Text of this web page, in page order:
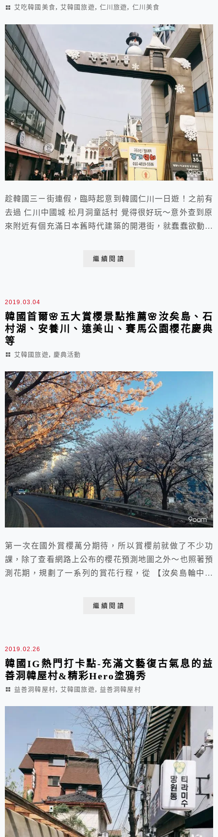
艾吃韓國美食,艾韓國旅遊, 仁川旅遊, 仁川美食
趁韓國三ㄧ街連假，臨時起意到韓國仁川一日遊！之前有
去過 仁川中國城 松月洞童話村 覺得很好玩～意外查到原
來附近有個充滿日本舊時代建築的開港街，就蠢蠢欲動，
繼續閱讀
2019.03.04
韓國首爾🌸五大賞櫻景點推薦🌸汝矣島、石
村湖、安養川、遠美山、賽馬公園櫻花慶典
等
艾韓國旅遊, 慶典活動
第一次在國外賞櫻萬分期待，所以賞櫻前就做了不少功
課，除了查看網路上公布的櫻花預測地圖之外～也照著預
測花期，規劃了一系列的賞花行程，從 【汝矣島輪中路
繼續閱讀
2019.02.26
韓國IG熱門打卡點-充滿文藝復古氣息的益
善洞韓屋村&精彩Hero塗鴉秀
益善洞韓屋村,艾韓國旅遊, 益善洞韓屋村